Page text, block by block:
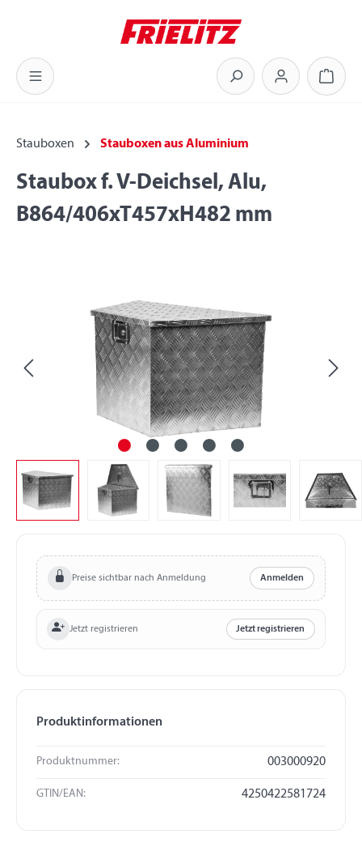
Zum Hauptinhalt springen
Stauboxen Stauboxen aus Aluminium
Staubox f. V-Deichsel, Alu,
B864/406xT457xH482 mm
Preise sichtbar nach Anmeldung Anmelden
Jetzt registrieren Jetzt registrieren
Produktinformationen
Produktnummer: 003000920
GTIN/EAN: 4250422581724